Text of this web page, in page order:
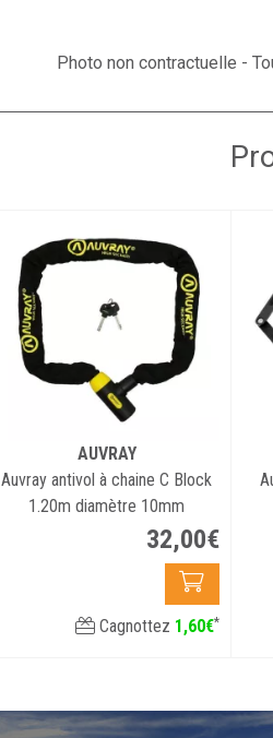
Photo non contractuelle -
AUVRAY
Auvray antivol à chaine C Block
1.20m diamètre 10mm
32,00€
Cagnottez 1,60€*